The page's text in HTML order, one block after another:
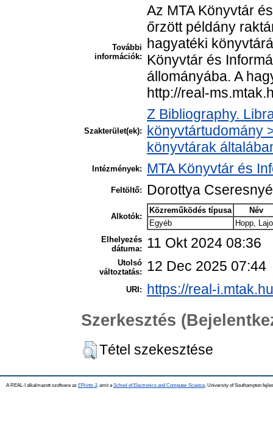
További
információk:
Az MTA Könyvtár
őrzött példány
hagyatéki
Könyvtár és
állományába. A
http://real-
Szakterület(ek):
Z Bibliography.
könyvtártudomány
könyvtárak
Intézmények: MTA Könyvtár és
Feltöltő: Dorottya
Alkotók:
Közreműködés típusa
Név
Egyéb
Hopp,
Elhelyezés
dátuma:
11 Okt 2024 08:36
Utolsó
változtatás:
12 Dec 2025 07:44
URI: https://real-
Szerkesztés
Tétel szekesztése
A REAL-I alkalmazott szoftvere az EPrints 3, amit a School of Electronics and Computer Science , University of Southampton